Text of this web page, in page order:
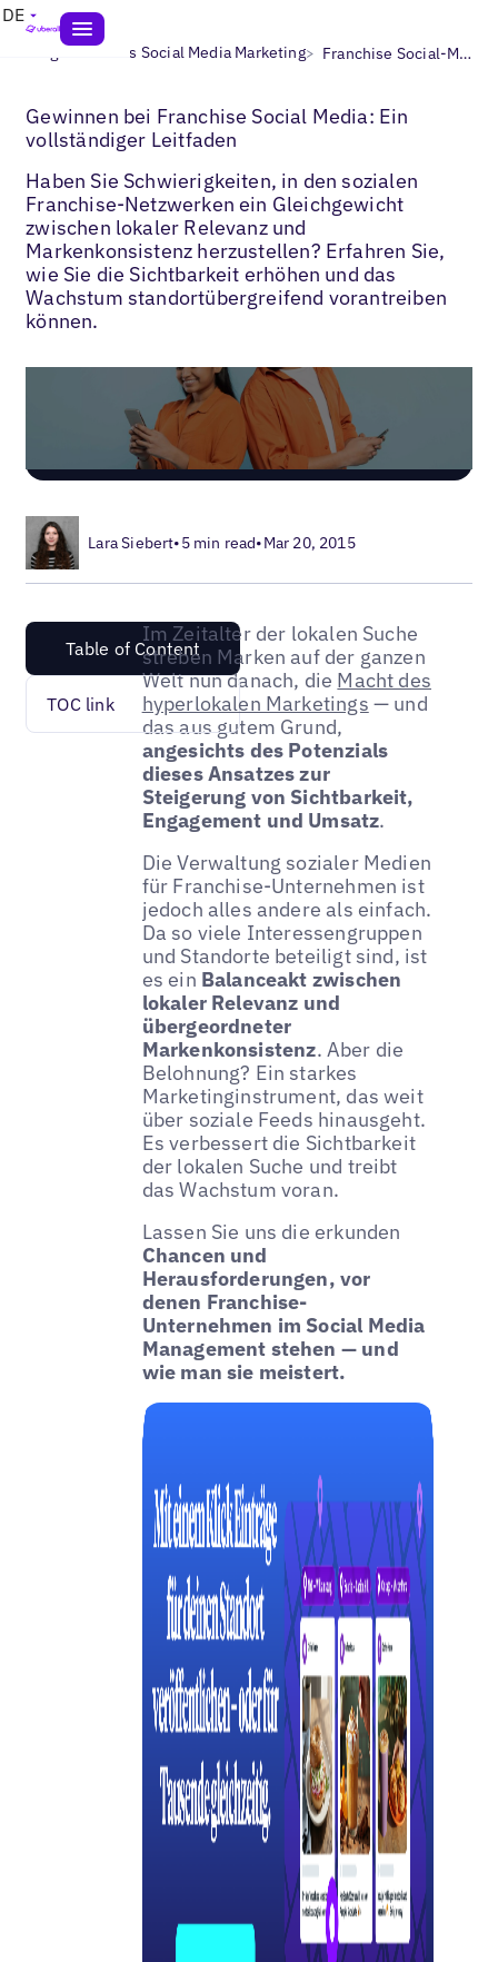
DE
Blogs> Lokales Social Media Marketing> Franchise Social-Media
Gewinnen bei Franchise Social Media: Ein
vollständiger Leitfaden
Haben Sie Schwierigkeiten, in den sozialen
Franchise-Netzwerken ein Gleichgewicht
zwischen lokaler Relevanz und
Markenkonsistenz herzustellen? Erfahren Sie,
wie Sie die Sichtbarkeit erhöhen und das
Wachstum standortübergreifend vorantreiben
können.
Lara Siebert•5 min read•Mar 20, 2015
Table of Content
TOC link
Im Zeitalter der lokalen Suche
streben Marken auf der ganzen
Welt nun danach, die Macht des
hyperlokalen Marketings — und
das aus gutem Grund,
angesichts des Potenzials
dieses Ansatzes zur
Steigerung von Sichtbarkeit,
Engagement und Umsatz.
Die Verwaltung sozialer Medien
für Franchise-Unternehmen ist
jedoch alles andere als einfach.
Da so viele Interessengruppen
und Standorte beteiligt sind, ist
es ein Balanceakt zwischen
lokaler Relevanz und
übergeordneter
Markenkonsistenz. Aber die
Belohnung? Ein starkes
Marketinginstrument, das weit
über soziale Feeds hinausgeht.
Es verbessert die Sichtbarkeit
der lokalen Suche und treibt
das Wachstum voran.
Lassen Sie uns die erkunden
Chancen und
Herausforderungen, vor
denen Franchise-
Unternehmen im Social Media
Management stehen — und
wie man sie meistert.